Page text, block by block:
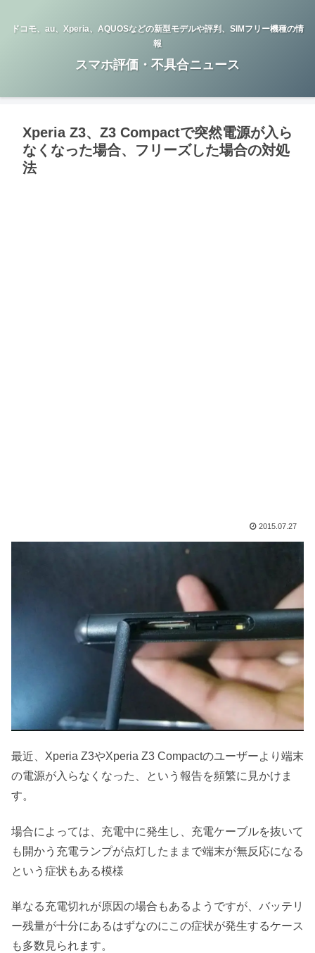
ドコモ、au、Xperia、AQUOSなどの新型モデルや評判、SIMフリー機種の情
報
スマホ評価・不具合ニュース
Xperia Z3、Z3 Compactで突然電源が入ら
なくなった場合、フリーズした場合の対処
法
2015.07.27
最近、Xperia Z3やXperia Z3 Compactのユーザーより端末
の電源が入らなくなった、という報告を頻繁に見かけま
す。
場合によっては、充電中に発生し、充電ケーブルを抜いて
も開かう充電ランプが点灯したままで端末が無反応になる
という症状もある模様
単なる充電切れが原因の場合もあるようですが、バッテリ
ー残量が十分にあるはずなのにこの症状が発生するケース
も多数見られます。